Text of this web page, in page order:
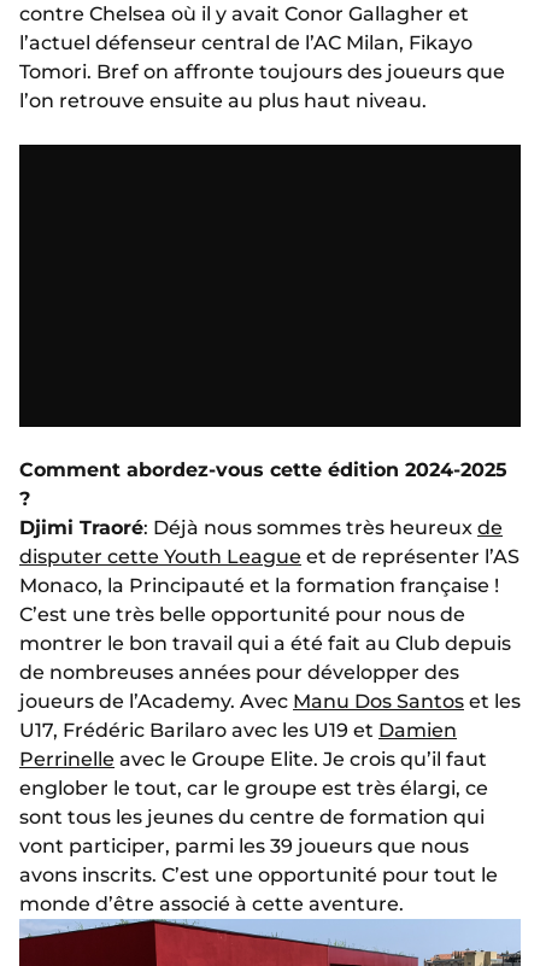
contre Chelsea où il y avait Conor Gallagher et
l’actuel défenseur central de l’AC Milan, Fikayo
Tomori. Bref on affronte toujours des joueurs que
l’on retrouve ensuite au plus haut niveau.
Comment abordez-vous cette édition 2024-2025
?
Djimi Traoré: Déjà nous sommes très heureux de
disputer cette Youth League et de représenter l’AS
Monaco, la Principauté et la formation française !
C’est une très belle opportunité pour nous de
montrer le bon travail qui a été fait au Club depuis
de nombreuses années pour développer des
joueurs de l’Academy. Avec Manu Dos Santos et les
U17, Frédéric Barilaro avec les U19 et Damien
Perrinelle avec le Groupe Elite. Je crois qu’il faut
englober le tout, car le groupe est très élargi, ce
sont tous les jeunes du centre de formation qui
vont participer, parmi les 39 joueurs que nous
avons inscrits. C’est une opportunité pour tout le
monde d’être associé à cette aventure.